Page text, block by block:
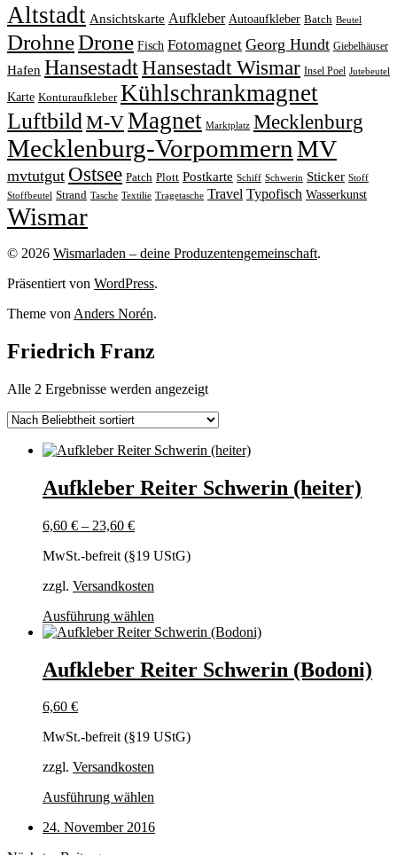
Altstadt Ansichtskarte Aufkleber Autoaufkleber Batch Beutel
DrohneDrone Fisch Fotomagnet Georg Hundt Giebelhäuser
Hafen HansestadtHansestadt Wismar Insel Poel Jutebeutel
Karte Konturaufkleber Kühlschrankmagnet
LuftbildM-VMagnet Marktplatz Mecklenburg
Mecklenburg-VorpommernMV
mvtutgut Ostsee Patch Plott Postkarte Schiff Schwerin Sticker Stoff
Stoffbeutel Strand Tasche Textilie Tragetasche Travel Typofisch Wasserkunst
Wismar
© 2026 Wismarladen – deine Produzentengemeinschaft.
Präsentiert von WordPress.
Theme von Anders Norén.
Friedrich Franz
Alle 2 Ergebnisse werden angezeigtNach
sortiert
Aufkleber Reiter Schwerin (heiter)
6,60 € – 23,60 €
MwSt.-befreit (§19 UStG)
zzgl. Versandkosten
Ausführung wählen
Produkt
mehrere
Varianten
können
der
gewählt
werden
Aufkleber Reiter Schwerin (Bodoni)
6,60 €
MwSt.-befreit (§19 UStG)
zzgl. Versandkosten
Ausführung wählen
weist
24. November 2016